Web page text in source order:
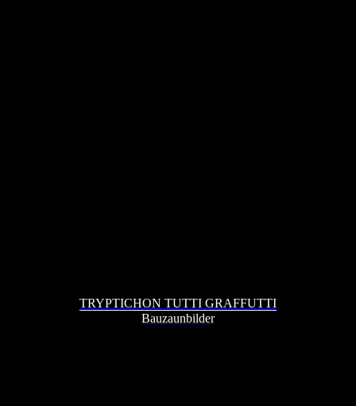
TRYPTICHON TUTTI GRAFFUTTI
Bauzaunbilder